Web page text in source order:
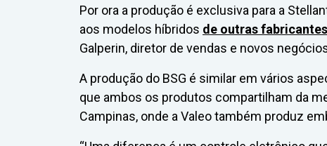
Por ora a produção é exclusiva para a
aos modelos híbridos de outras
Galperin, diretor de vendas e novos
A produção do BSG é similar em vários
que ambos os produtos compartilham da
Campinas, onde a Valeo também produz